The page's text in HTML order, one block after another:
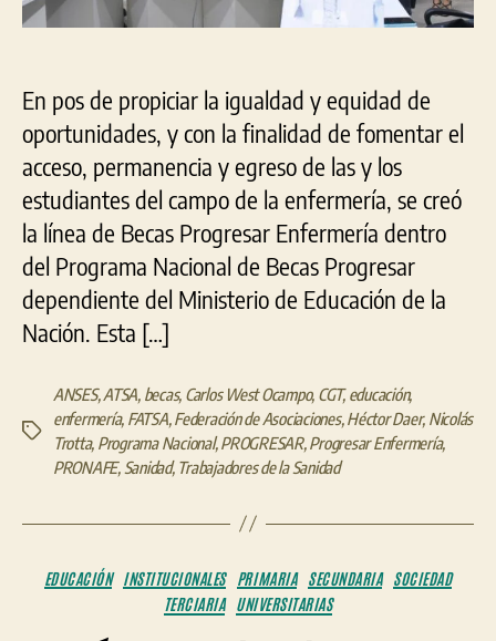
En pos de propiciar la igualdad y equidad de
oportunidades, y con la finalidad de fomentar el
acceso, permanencia y egreso de las y los
estudiantes del campo de la enfermería, se creó
la línea de Becas Progresar Enfermería dentro
del Programa Nacional de Becas Progresar
dependiente del Ministerio de Educación de la
Nación. Esta […]
Etiquetas
ANSES,ATSA, becas, Carlos West Ocampo, CGT,educación,
enfermería, FATSA,Federación de Asociaciones,Héctor Daer, Nicolás
Trotta, Programa Nacional,PROGRESAR,Progresar Enfermería,
PRONAFE, Sanidad, Trabajadores de la Sanidad
Categorías
EDUCACIÓN INSTITUCIONALES PRIMARIA SECUNDARIA SOCIEDAD
TERCIARIA UNIVERSITARIAS